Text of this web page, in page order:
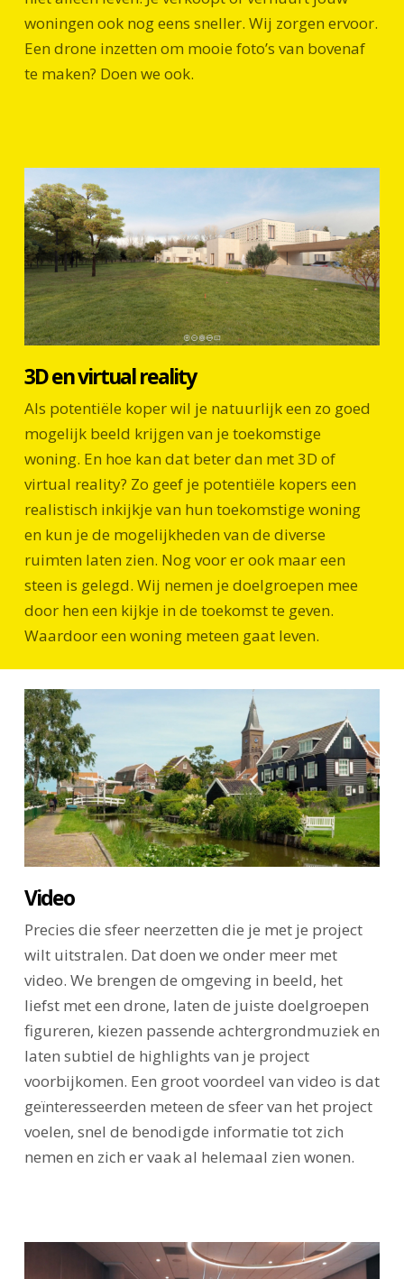
woningen ook nog eens sneller. Wij zorgen ervoor.
Een drone inzetten om mooie foto’s van bovenaf
te maken? Doen we ook.
3D en virtual reality
Als potentiële koper wil je natuurlijk een zo goed
mogelijk beeld krijgen van je toekomstige
woning. En hoe kan dat beter dan met 3D of
virtual reality? Zo geef je potentiële kopers een
realistisch inkijkje van hun toekomstige woning
en kun je de mogelijkheden van de diverse
ruimten laten zien. Nog voor er ook maar een
steen is gelegd. Wij nemen je doelgroepen mee
door hen een kijkje in de toekomst te geven.
Waardoor een woning meteen gaat leven.
Video
Precies die sfeer neerzetten die je met je project
wilt uitstralen. Dat doen we onder meer met
video. We brengen de omgeving in beeld, het
liefst met een drone, laten de juiste doelgroepen
figureren, kiezen passende achtergrondmuziek en
laten subtiel de highlights van je project
voorbijkomen. Een groot voordeel van video is dat
geïnteresseerden meteen de sfeer van het project
voelen, snel de benodigde informatie tot zich
nemen en zich er vaak al helemaal zien wonen.